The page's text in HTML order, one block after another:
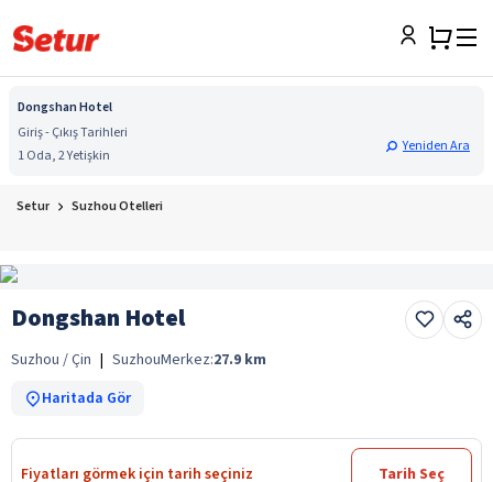
Dongshan Hotel
Giriş - Çıkış Tarihleri
1 Oda, 2 Yetişkin
Yeniden Ara
Setur Suzhou Otelleri
Dongshan Hotel
Suzhou / Çin | SuzhouMerkez:27.9 km
Haritada Gör
Fiyatları görmek için tarih seçiniz Tarih Seç